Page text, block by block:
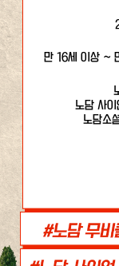
만 16세 이상 ~
노담 사
노담소